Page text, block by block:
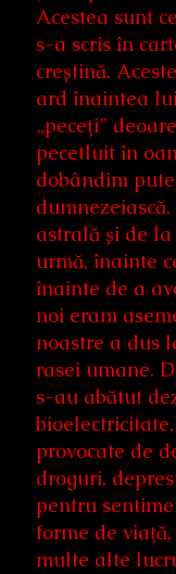
Acestea sunt
s-a scris în
creștină.
ard înaintea
„peceți”
pecetluit în
dobândim
astrală și de
urmă, înainte
înainte de a
noi eram
noastre a dus
rasei umane.
s-au abătut
provocate de
droguri,
pentru
forme de
multe alte